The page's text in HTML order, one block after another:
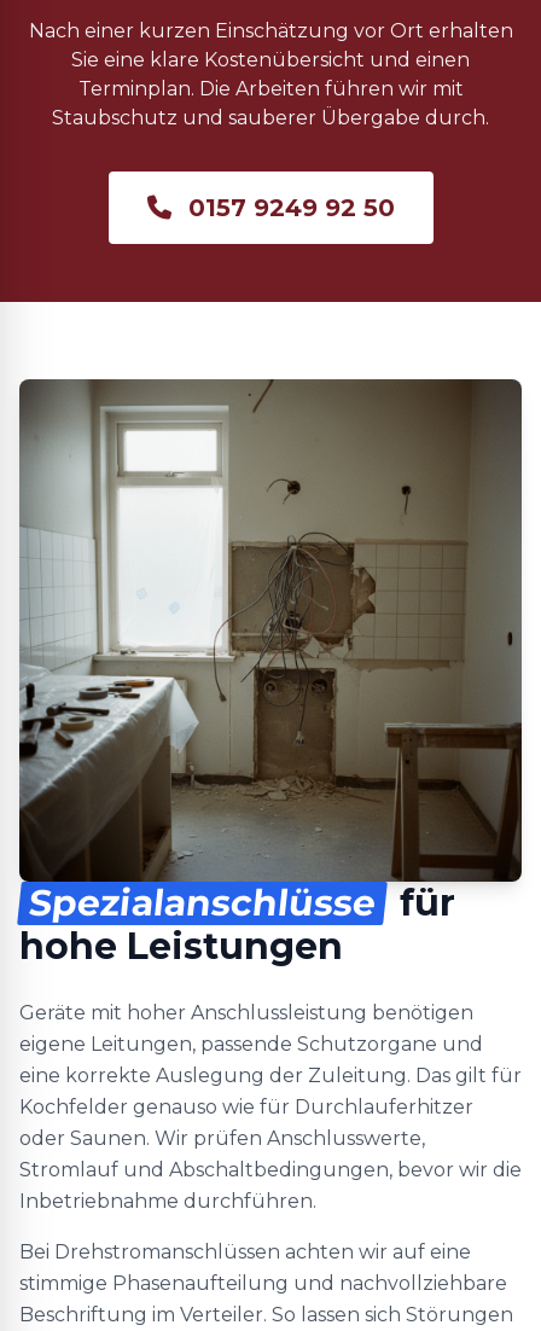
Nach einer kurzen Einschätzung vor Ort erhalten
Sie eine klare Kostenübersicht und einen
Terminplan. Die Arbeiten führen wir mit
Staubschutz und sauberer Übergabe durch.
0157 9249 92 50
Spezialanschlüsse für
hohe Leistungen
Geräte mit hoher Anschlussleistung benötigen
eigene Leitungen, passende Schutzorgane und
eine korrekte Auslegung der Zuleitung. Das gilt für
Kochfelder genauso wie für Durchlauferhitzer
oder Saunen. Wir prüfen Anschlusswerte,
Stromlauf und Abschaltbedingungen, bevor wir die
Inbetriebnahme durchführen.
Bei Drehstromanschlüssen achten wir auf eine
stimmige Phasenaufteilung und nachvollziehbare
Beschriftung im Verteiler. So lassen sich Störungen